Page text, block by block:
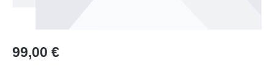
Regulärer Preis:
99,00 €